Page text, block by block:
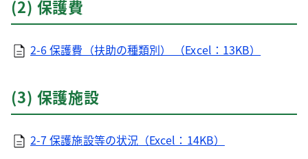
(2) 保護費
2-6 保護費（扶助の種類別） （Excel：13KB）
(3) 保護施設
2-7 保護施設等の状況（Excel：14KB）